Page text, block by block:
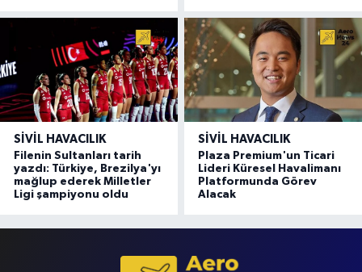
SIVIL HAVACILIK
Filenin Sultanları tarih
yazdı: Türkiye, Brezilya'yı
mağlup ederek Milletler
Ligi şampiyonu oldu
SIVIL HAVACILIK
Plaza Premium'un Ticari
Lideri Küresel Havalimanı
Platformunda Görev
Alacak